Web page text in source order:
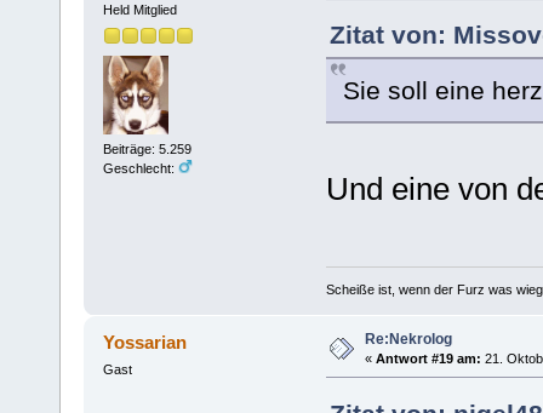
Held Mitglied
Beiträge: 5.259
Geschlecht:
Zitat von:
Sie soll eine
Und eine von
Scheiße ist, wenn der Furz was
Yossarian
Gast
Re:Nekrolog
« Antwort #19 am: 21.